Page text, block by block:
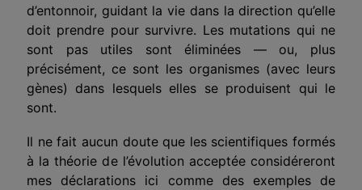
d’entonnoir, guidant la vie dans la direction qu’elle
doit prendre pour survivre. Les mutations qui ne
sont pas utiles sont éliminées — ou, plus
précisément, ce sont les organismes (avec leurs
gènes) dans lesquels elles se produisent qui le
sont.
Il ne fait aucun doute que les scientifiques formés
à la théorie de l’évolution acceptée considéreront
mes déclarations ici comme des exemples de